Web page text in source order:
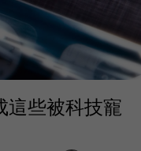
這些被科技寵